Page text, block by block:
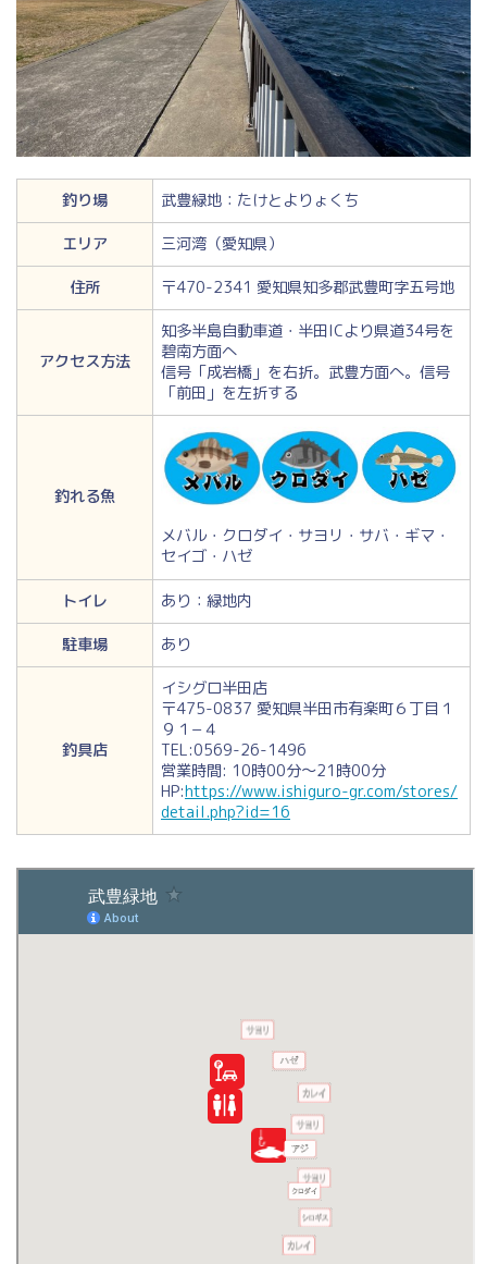
釣り場
武豊緑地：たけとよりょくち
エリア
三河湾（愛知県）
住所
〒470-2341 愛知県知多郡武豊町字五号地
アクセス方法
知多半島自動車道・半田ICより県道34号を
碧南方面へ
信号「成岩橋」を右折。武豊方面へ。信号
「前田」を左折する
釣れる魚
メバル・クロダイ・サヨリ・サバ・ギマ・
セイゴ・ハゼ
トイレ
あり：緑地内
駐車場
あり
釣具店
イシグロ半田店
〒475-0837 愛知県半田市有楽町６丁目１
９１−４
TEL:0569-26-1496
営業時間: 10時00分～21時00分
HP:https://www.ishiguro-gr.com/stores/
detail.php?id=16